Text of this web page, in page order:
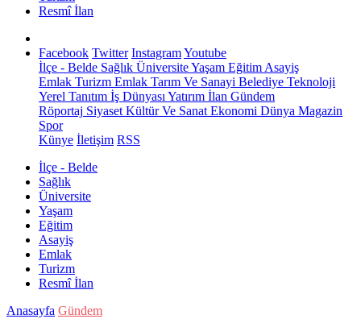
Resmî İlan
Facebook Twitter InstagramYoutube
İlçe - Belde Sağlık ÜniversiteYaşam Eğitim Asayiş
Emlak Turizm Emlak Tarım Ve Sanayi Belediye Teknoloji
Yerel Tanıtım İş Dünyası Yatırım İlan Gündem
Röportaj Siyaset Kültür Ve Sanat Ekonomi Dünya Magazin
Spor
Künye İletişim RSS
İlçe - Belde
Sağlık
Üniversite
Yaşam
Eğitim
Asayiş
Emlak
Turizm
Resmî İlan
Anasayfa Gündem